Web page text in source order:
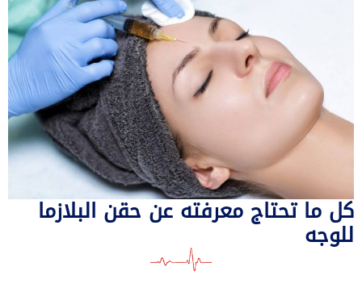
كل ما تحتاج معرفته عن حقن البلازما
للوجه